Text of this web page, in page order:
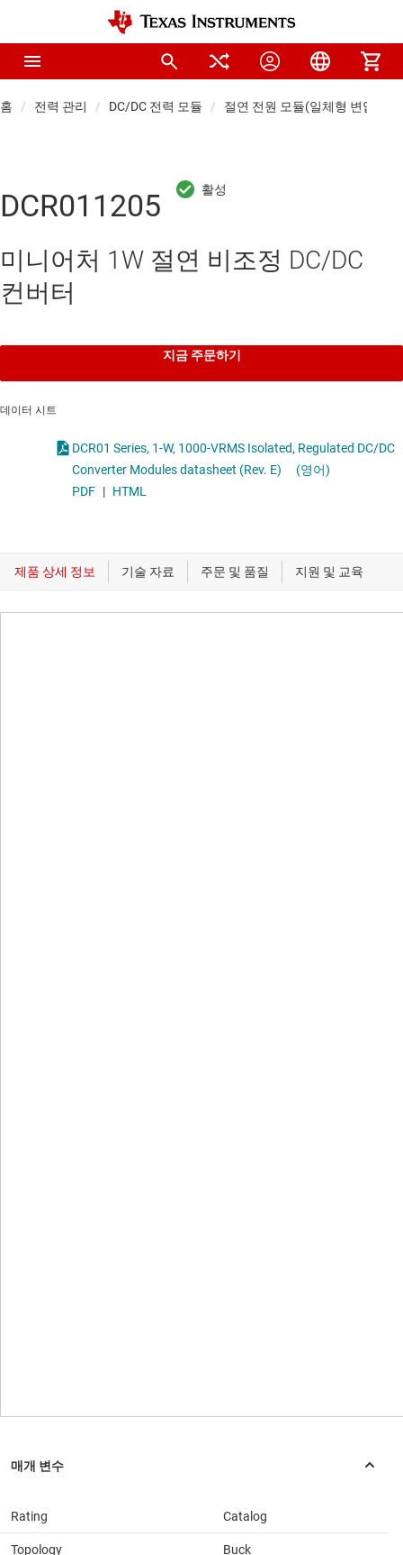
홈 전력 관리 DC/DC 전력 모듈 절연 전원 모듈(일체형 변압기)
DCR011205
미니어처 1W 절연 비조정 DC/DC
컨버터
지금 주문하기
데이터 시트
DCR01 Series, 1-W, 1000-VRMS Isolated, Regulated DC/DC
Converter Modules datasheet (Rev. E)
(영어)
PDF | HTML
Rating Catalog
Topology Buck